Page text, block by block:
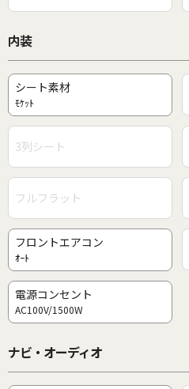
内装
シート素材
ﾓｹｯﾄ
3列シート
フルフラット
フロントエアコン
ｵｰﾄ
電源コンセント
AC100V/1500W
ナビ・オーディオ